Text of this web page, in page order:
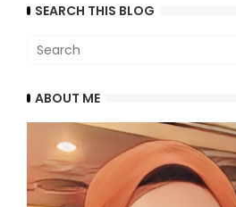
SEARCH THIS BLOG
ABOUT ME